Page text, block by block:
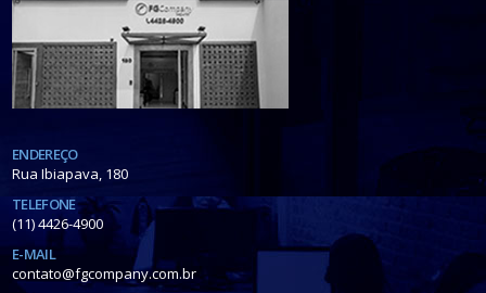
ENDEREÇO
Rua Ibiapava, 180
TELEFONE
(11) 4426-4900
E-MAIL
contato@fgcompany.com.br